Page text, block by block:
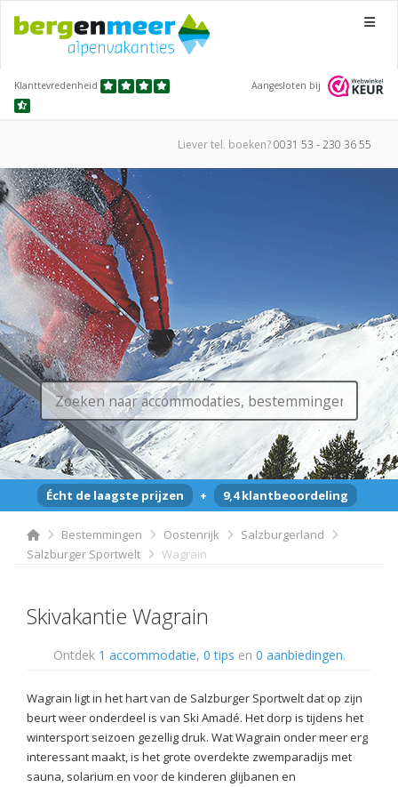
Menu
Klanttevredenheid Aangesloten bij
Liever tel. boeken?0031 53 - 230 36 55
Écht de laagste prijzen + 9,4 klantbeoordeling
Bestemmingen Oostenrijk
Salzburgerland
Salzburger Sportwelt
Wagrain
Skivakantie Wagrain
Ontdek 1 accommodatie, 0 tips en 0 aanbiedingen.
Wagrain ligt in het hart van de Salzburger Sportwelt dat op zijn
beurt weer onderdeel is van Ski Amadé. Het dorp is tijdens het
wintersport seizoen gezellig druk. Wat Wagrain onder meer erg
interessant maakt, is het grote overdekte zwemparadijs met
sauna, solarium en voor de kinderen glijbanen en